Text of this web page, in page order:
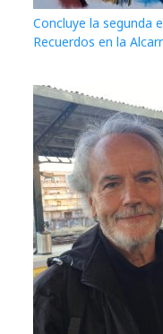
Concluye la segunda
Recuerdos en la